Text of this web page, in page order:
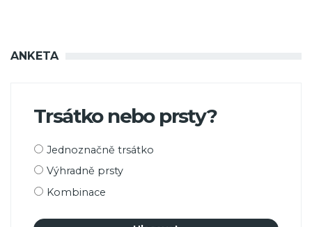
ANKETA
Trsátko nebo prsty?
Možnosti
Jednoznačně trsátko
Výhradně prsty
Kombinace